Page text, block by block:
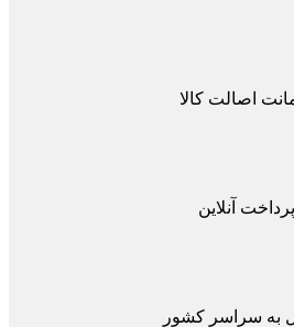
کالا
آنلاین
سراسر کشور